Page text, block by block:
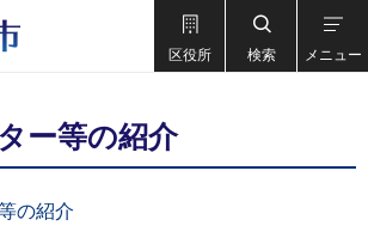
区役所 検索 メニュー
ー等の紹介
の紹介